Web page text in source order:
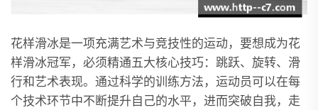
花样滑冰是一项充满艺术与竞技性的运动，要想成为花
样滑冰冠军，必须精通五大核心技巧：跳跃、旋转、滑
行和艺术表现。通过科学的训练方法，运动员可以在每
个技术环节中不断提升自己的水平，进而突破自我，走